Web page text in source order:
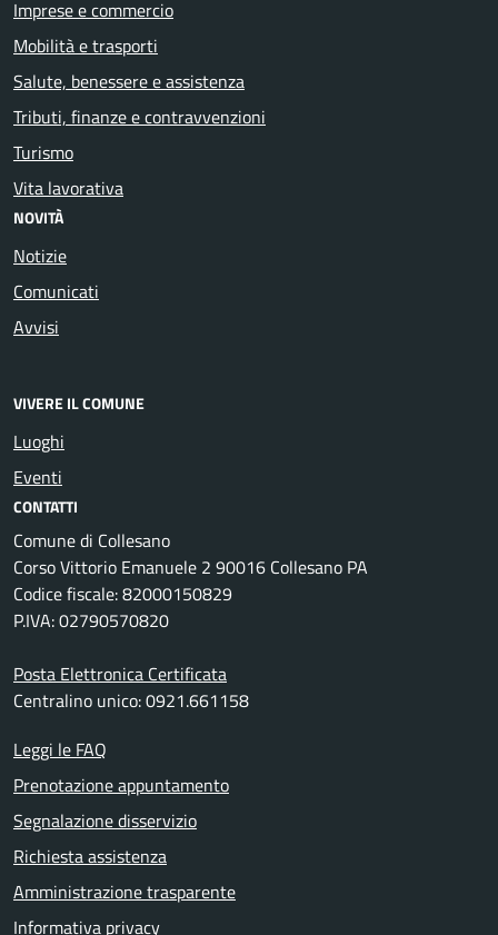
Imprese e commercio
Mobilità e trasporti
Salute, benessere e assistenza
Tributi, finanze e contravvenzioni
Turismo
Vita lavorativa
NOVITÀ
Notizie
Comunicati
Avvisi
VIVERE IL COMUNE
Luoghi
Eventi
CONTATTI
Comune di Collesano
Corso Vittorio Emanuele 2 90016 Collesano PA
Codice fiscale: 82000150829
P.IVA: 02790570820
Posta Elettronica Certificata
Centralino unico: 0921.661158
Leggi le FAQ
Prenotazione appuntamento
Segnalazione disservizio
Richiesta assistenza
Amministrazione trasparente
Informativa privacy